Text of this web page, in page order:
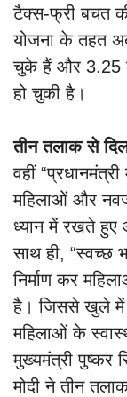
टैक्स-फ्री बचत
योजना के तहत
चुके हैं और 3.25
हो चुकी है।
तीन तलाक से
वहीं
महिलाओं और
ध्यान में रखते हुए
साथ ही, “स्वच्छ
निर्माण कर
है। जिससे खुले में
महिलाओं के
मुख्यमंत्री पुष्कर
मोदी ने तीन